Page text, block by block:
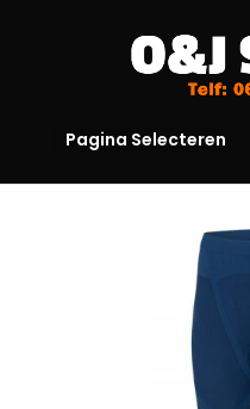
Pagina Selecteren